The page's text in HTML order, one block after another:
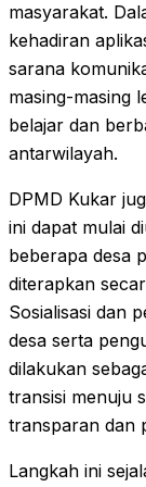
masyarakat.
kehadiran
sarana
masing-masing
belajar dan
antarwilayah.
DPMD Kukar
ini dapat mulai
beberapa desa
diterapkan
Sosialisasi dan
desa serta
dilakukan
transisi menuju
transparan dan
Langkah ini